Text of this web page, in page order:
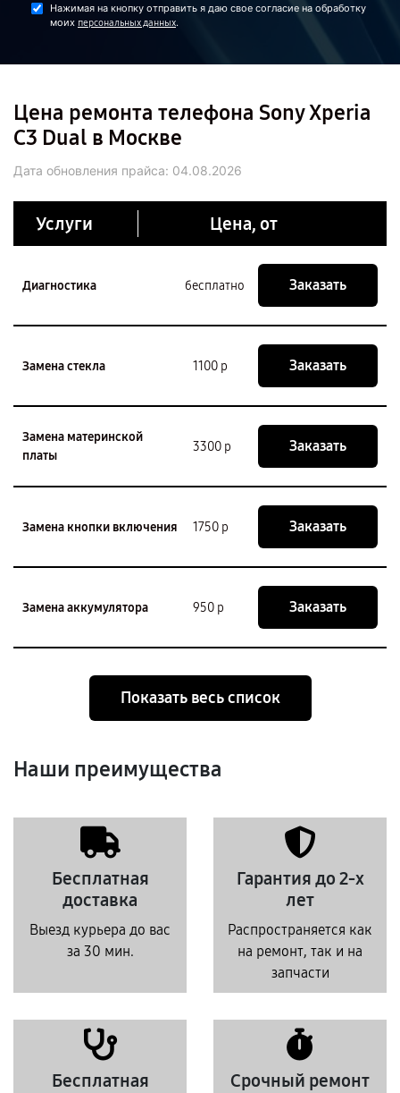
Нажимая на кнопку отправить я даю свое согласие на обработку
моих персональных данных.
Цена ремонта телефона Sony Xperia
C3 Dual в Москве
Дата обновления прайса: 04.08.2026
Услуги Цена, от
Диагностика бесплатно Заказать
Замена стекла 1100 р Заказать
Замена материнской
платы
3300 р Заказать
Замена кнопки включения 1750 р Заказать
Замена аккумулятора 950 р Заказать
Показать весь список
Наши преимущества
Бесплатная
доставка
Выезд курьера до вас
за 30 мин.
Гарантия до 2-х
лет
Распространяется как
на ремонт, так и на
запчасти
Бесплатная
Срочный ремонт